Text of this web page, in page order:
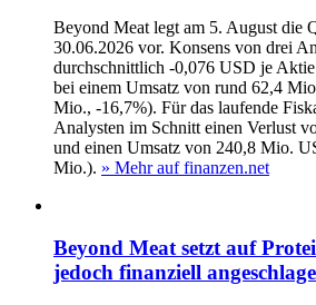
Beyond Meat legt am 5. August die
30.06.2026 vor. Konsens von drei
durchschnittlich -0,076 USD je
bei einem Umsatz von rund 62,4
Mio., -16,7%). Für das laufende
Analysten im Schnitt einen Verlust
und einen Umsatz von 240,8 Mio.
Mio.). » Mehr auf finanzen.net
Beyond Meat setzt auf
jedoch finanziell